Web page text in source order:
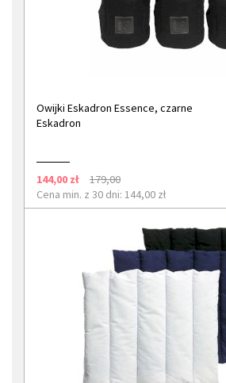
Owijki Eskadron Essence, czarne
Eskadron
144,00 zł
179,00
Cena min. z 30 dni: 144,00 zł